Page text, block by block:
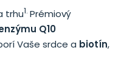
trhu1. Prémiový
Q10
Vaše srdce a biotín,